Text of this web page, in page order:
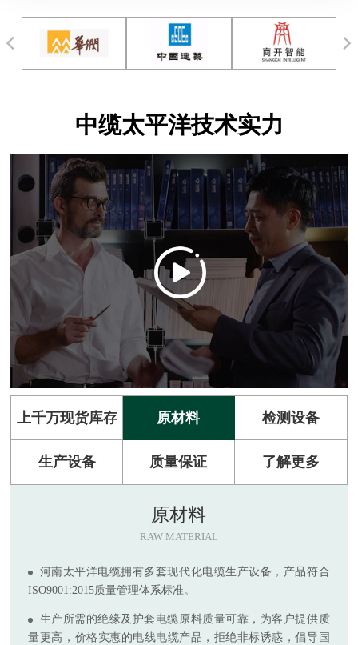
中缆太平洋技术实力
上千万现货库存 原材料 检测设备
生产设备 质量保证 了解更多
原材料
RAW MATERIAL
河南太平洋电缆拥有多套现代化电缆生产设备，产品符合
ISO9001:2015质量管理体系标准。
生产所需的绝缘及护套电缆原料质量可靠，为客户提供质
量更高，价格实惠的电线电缆产品，拒绝非标诱惑，倡导国